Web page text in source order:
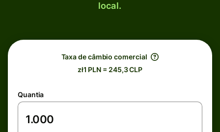
local.
Taxa de câmbio comercial
zł1 PLN = 245,3 CLP
Quantia